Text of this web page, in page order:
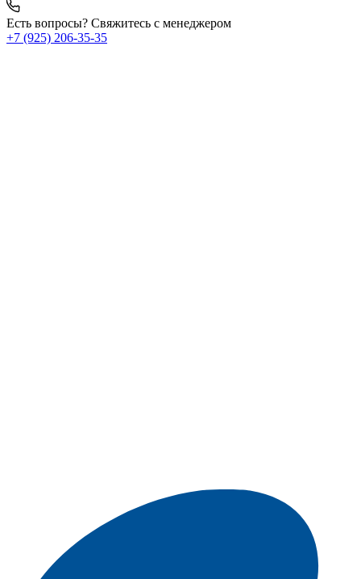
Есть вопросы? Свяжитесь с менеджером
+7 (925) 206‑35‑35